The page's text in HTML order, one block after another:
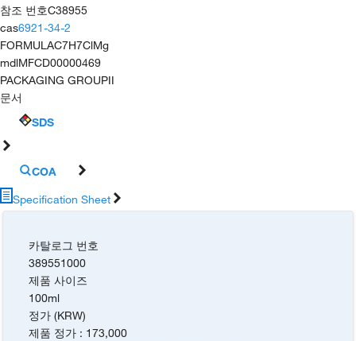
참조 번호C38955
cas6921-34-2
FORMULAC7H7ClMg
mdlMFCD00000469
PACKAGING GROUPII
문서
SDS
COA
Specification Sheet
카탈로그 번호
389551000
제품 사이즈
100ml
정가 (KRW)
제품 정가 : 173,000